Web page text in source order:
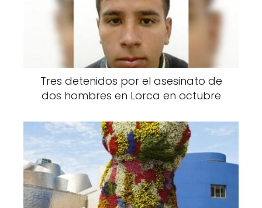
Tres detenidos por el asesinato de
dos hombres en Lorca en octubre